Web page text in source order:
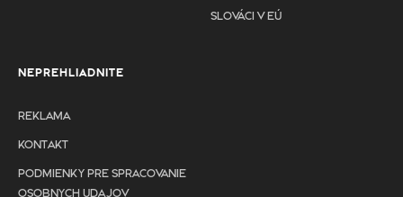
SLOVÁCI V EÚ
NEPREHLIADNITE
REKLAMA
KONTAKT
PODMIENKY PRE SPRACOVANIE
OSOBNYCH UDAJOV